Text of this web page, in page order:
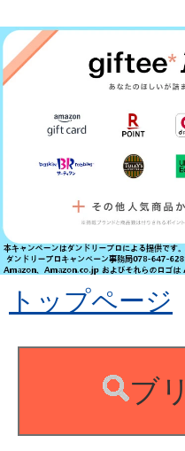
トップページ
ブ